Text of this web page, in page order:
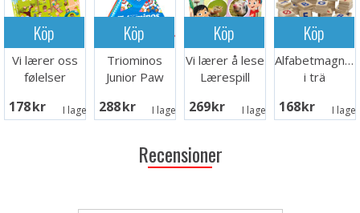
Köp
Vi lærer oss
følelser
178 SEK I lager: 7
Köp
Triominos
Junior Paw
Brädspel
288 SEK I lager: 1
Köp
Vi lærer å lese
Lærespill
269 SEK I lager: 1
Köp
i trä
168 SEK I
Recensioner